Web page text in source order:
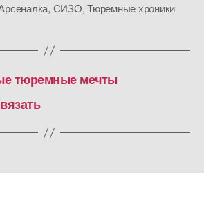
, СИЗО,Тюремные хроники
тюремные мечты